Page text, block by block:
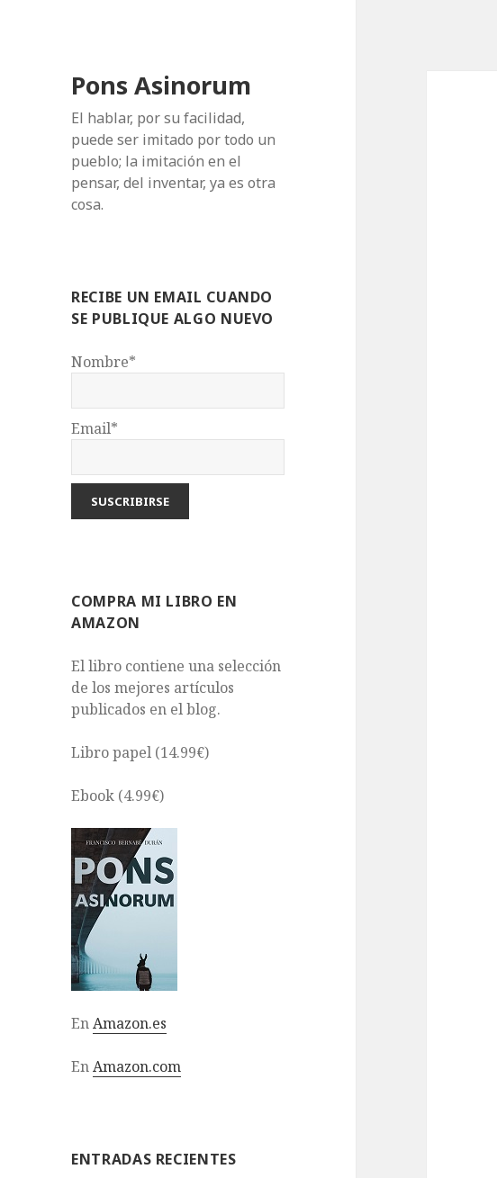
Pons Asinorum
El hablar, por su facilidad,
puede ser imitado por todo un
pueblo; la imitación en el
pensar, del inventar, ya es otra
cosa.
RECIBE UN EMAIL CUANDO
SE PUBLIQUE ALGO NUEVO
Nombre*
Email*
COMPRA MI LIBRO EN
AMAZON
El libro contiene una selección
de los mejores artículos
publicados en el blog.
Libro papel (14.99€)
Ebook (4.99€)
EnAmazon.es
EnAmazon.com
ENTRADAS RECIENTES